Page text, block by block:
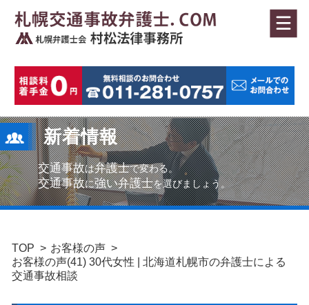
新着情報
交通事故は弁護士で変わる。
交通事故に強い弁護士を選びましょう。
TOP
お客様の声
お客様の声(41) 30代女性 | 北海道札幌市の弁護士による
交通事故相談